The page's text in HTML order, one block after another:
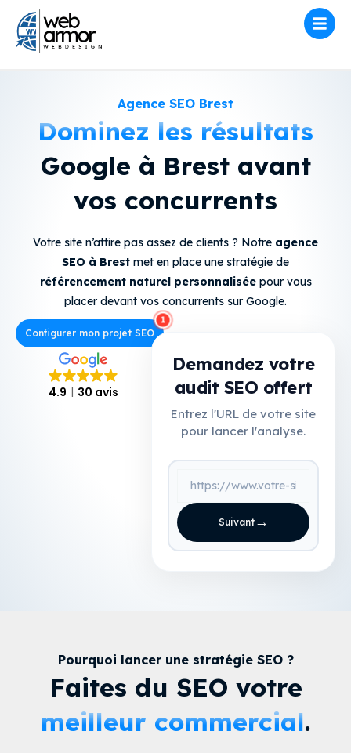
Agence SEO Brest
Dominez les résultats
Google à Brest avant
vos concurrents
Votre site n’attire pas assez de clients ? Notre agence
SEO à Brest met en place une stratégie de
référencement naturelpersonnaliséepour vous
placer devant vos concurrents sur Google.
Configurer mon projet SEO
4.9 30 avis
Demandez votre
audit SEO offert
Entrez l'URL de votre site
pour lancer l'analyse.
Suivant→
Pourquoi lancer une stratégie SEO ?
Faites du SEO votre
meilleur commercial.